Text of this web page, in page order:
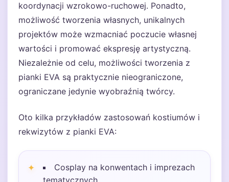
koordynacji wzrokowo-ruchowej. Ponadto,
możliwość tworzenia własnych, unikalnych
projektów może wzmacniać poczucie własnej
wartości i promować ekspresję artystyczną.
Niezależnie od celu, możliwości tworzenia z
pianki EVA są praktycznie nieograniczone,
ograniczane jedynie wyobraźnią twórcy.
Oto kilka przykładów zastosowań kostiumów i
rekwizytów z pianki EVA:
Cosplay na konwentach i imprezach
tematycznych.